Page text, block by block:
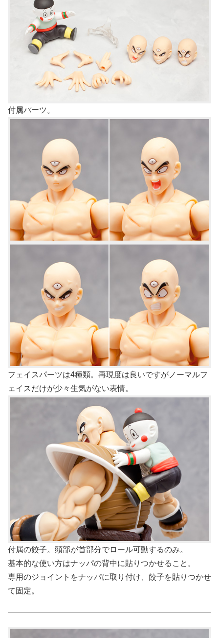
付属パーツ。
フェイスパーツは4種類。再現度は良いですがノーマルフ
ェイスだけが少々生気がない表情。
付属の餃子。頭部が首部分でロール可動するのみ。
基本的な使い方はナッパの背中に貼りつかせること。
専用のジョイントをナッパに取り付け、餃子を貼りつかせ
て固定。